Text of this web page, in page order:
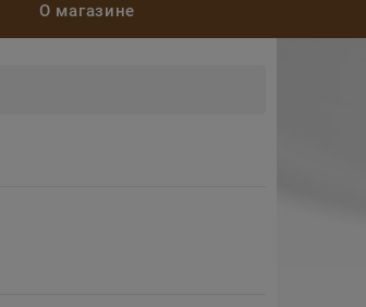
О магазине